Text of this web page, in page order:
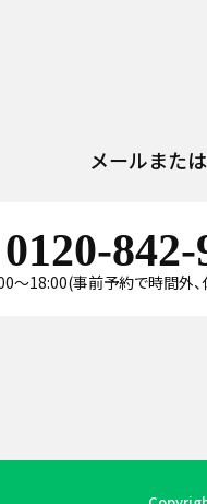
メールまたは
0120-842-
～18:00(事前予約で時間外、